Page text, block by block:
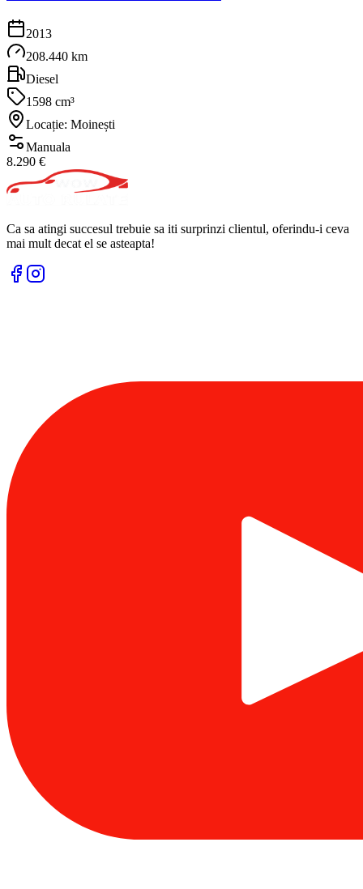
2013
208.440 km
Diesel
1598 cm³
Locație: Moinești
Manuala
8.290 €
Ca sa atingi succesul trebuie sa iti surprinzi clientul, oferindu-i ceva
mai mult decat el se asteapta!